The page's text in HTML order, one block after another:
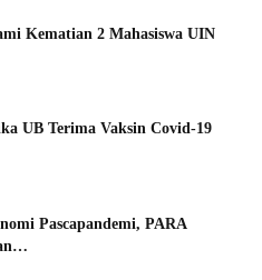
Kematian 2 Mahasiswa UIN
UB Terima Vaksin Covid-19
Pascapandemi, PARA